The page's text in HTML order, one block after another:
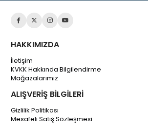
HAKKIMIZDA
İletişim
KVKK Hakkında Bilgilendirme
Mağazalarımız
ALIŞVERİŞ BİLGİLERİ
Gizlilik Politikası
Mesafeli Satış Sözleşmesi